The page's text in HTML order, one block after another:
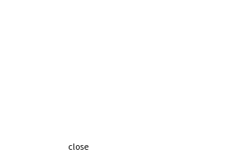
close